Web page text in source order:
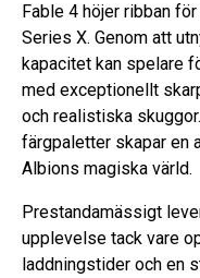
Fable 4 höjer ribban
Series X. Genom att
kapacitet kan spelare
med exceptionellt
och realistiska
färgpaletter skapar en
Albions magiska värld.
Prestandamässigt
upplevelse tack vare
laddningstider och en